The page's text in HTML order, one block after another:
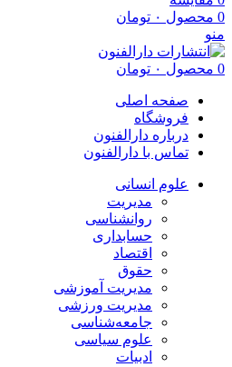
0 محصول ۰ تومان
منو
0 محصول ۰ تومان
صفحه اصلی
فروشگاه
درباره دارالفنون
تماس با دارالفنون
علوم انسانی
مدیریت
روانشناسی
حسابداری
اقتصاد
حقوق
مدیریت آموزشی
مدیریت ورزشی
جامعه‌شناسی
علوم سیاسی
ادبیات